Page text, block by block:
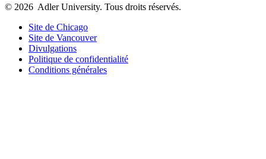
© 2026 Adler University. Tous droits réservés.
Site de Chicago
Site de Vancouver
Divulgations
Politique de confidentialité
Conditions générales